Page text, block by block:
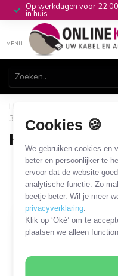
Cookies 🍪
We gebruiken cookies en
beter en persoonlijker te
ervoor dat de website
analytische functie. Zo
beetje beter. Wil je meer
privacyverklaring.
Klik op ‘Oké’ om te
plaatsen we alleen
Op werkdagen voor
in huis
MENU
Home
360
/ HDD en
HDD en
3 PRODUCTEN
Filters